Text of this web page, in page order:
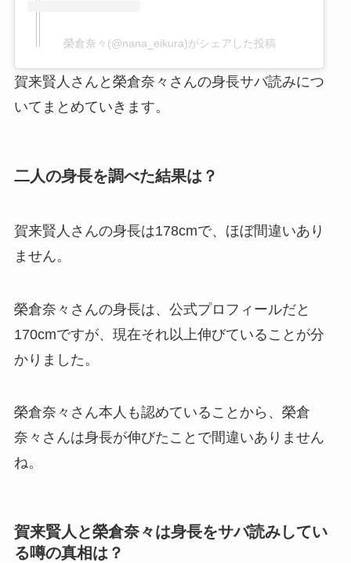
榮倉奈々(@nana_eikura)がシェアした投稿
賀来賢人さんと榮倉奈々さんの身長サバ読みにつ
いてまとめていきます。
二人の身長を調べた結果は？
賀来賢人さんの身長は178cmで、ほぼ間違いあり
ません。
榮倉奈々さんの身長は、公式プロフィールだと
170cmですが、現在それ以上伸びていることが分
かりました。
榮倉奈々さん本人も認めていることから、榮倉
奈々さんは身長が伸びたことで間違いありません
ね。
賀来賢人と榮倉奈々は身長をサバ読みしてい
る噂の真相は？